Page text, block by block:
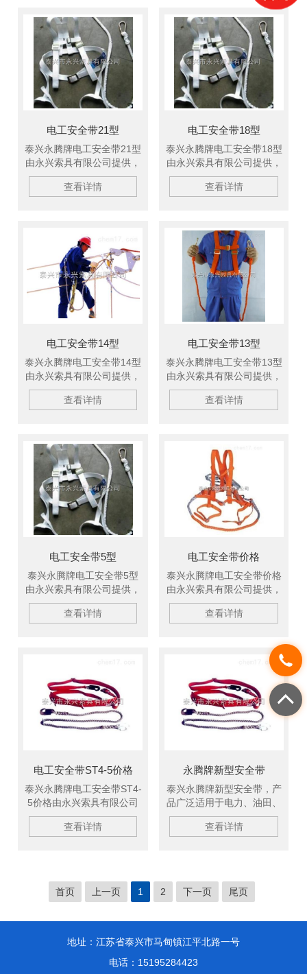
湾核电站、秦山核电站等国
内重点工程的应用中受到了
好评。欢迎新老客户订购！
峡、黄河小浪底工程、大亚
湾核电站、秦山核电站等国
内重点工程的应用中受到了
好评。欢迎新老客户订购！
电工安全带21型
泰兴永腾牌电工安全带21型
由永兴索具有限公司提供，
产品广泛适用于电力、油
田、机电、化工、港口、造
内重点工程的应用中受到了
好评。欢迎新老客户订购！
查看详情
电工安全带18型
泰兴永腾牌电工安全带18型
由永兴索具有限公司提供，
产品广泛适用于电力、油
田、机电、化工、港口、造
湾核电站、秦山核电站等国
内重点工程的应用中受到了
好评。欢迎新老客户订购！
查看详情
电工安全带14型
泰兴永腾牌电工安全带14型
由永兴索具有限公司提供，
产品广泛适用于电力、油
田、机电、化工、港口、造
湾核电站、秦山核电站等国
内重点工程的应用中受到了
好评。欢迎新老客户订购！
查看详情
电工安全带13型
泰兴永腾牌电工安全带13型
由永兴索具有限公司提供，
产品广泛适用于电力、油
田、机电、化工、港口、造
内重点工程的应用中受到了
好评。欢迎新老客户订购！
查看详情
电工安全带5型
泰兴永腾牌电工安全带5型
由永兴索具有限公司提供，
产品广泛适用于电力、油
田、机电、化工、港口、造
好评。欢迎新老客户订购！
查看详情
电工安全带价格
泰兴永腾牌电工安全带价格
由永兴索具有限公司提供，
产品广泛适用于电力、油
田、机电、化工、港口、造
峡、黄河小浪底工程、大亚
湾核电站、秦山核电站等国
内重点工程的应用中受到了
好评。欢迎新老客户订购！
查看详情
电工安全带ST4-5价格
泰兴永腾牌电工安全带ST4-
5价格由永兴索具有限公司
提供，产品广泛适用于电
力、油田、机电、化工、港
等国内重点工程的应用中受
到了好评。欢迎新老客户订
查看详情
永腾牌新型安全带
泰兴永腾牌新型安全带，产
品广泛适用于电力、油田、
机电、化工、港口、造纸等
行业，产品在长江三峡、黄
欢迎新老客户订购！
查看详情
首页 上一页 1 2 下一页 尾页
地址：江苏省泰兴市马甸镇江平北路一号
电话：15195284423